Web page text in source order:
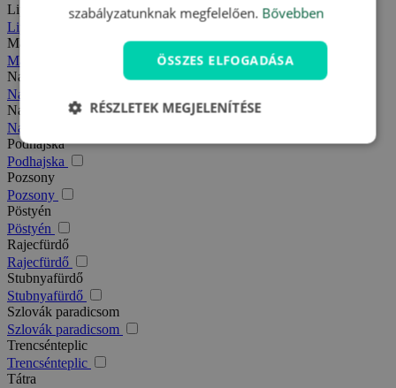
Liptó
Liptó
Magas-Tátra
Magas-Tátra
Nagy-Fátra
Nagy-Fátra
Nagymegyer
Nagymegyer
Podhajska
Podhajska
Pozsony
Pozsony
Pöstyén
Pöstyén
Rajecfürdő
Rajecfürdő
Stubnyafürdő
Stubnyafürdő
Szlovák paradicsom
Szlovák paradicsom
Trencsénteplic
Trencsénteplic
Tátra
szabályzatunknak megfelelően. Bővebben
ÖSSZES ELFOGADÁSA
RÉSZLETEK MEGJELENÍTÉSE